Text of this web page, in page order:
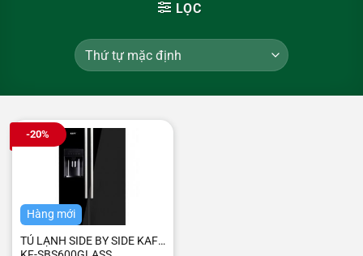
LỌC
-20%
Hàng mới
TỦ LẠNH SIDE BY SIDE KAFF